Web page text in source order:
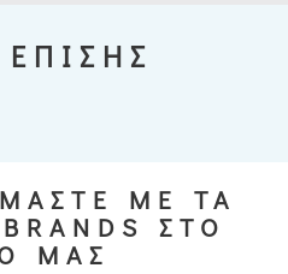
ΜΕ ΤΑ
ΣΤΟ
ΜΑΣ